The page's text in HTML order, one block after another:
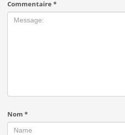
Commentaire *
Nom *